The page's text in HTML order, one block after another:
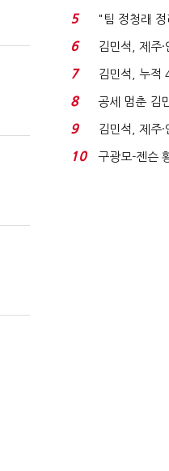
에너지안보
5
"팀 정청래
주 최고위원
6
김민석, 제주
위'(1보)...
7
김민석, 누
청래와 격차
8
공세 멈춘 김
가 수습"
9
김민석, 제주
'1위 탈환'(종
10
구광모-젠슨